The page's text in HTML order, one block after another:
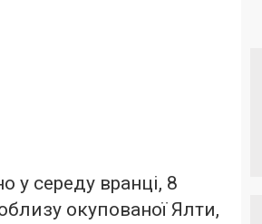
у середу вранці, 8
окупованої Ялти,